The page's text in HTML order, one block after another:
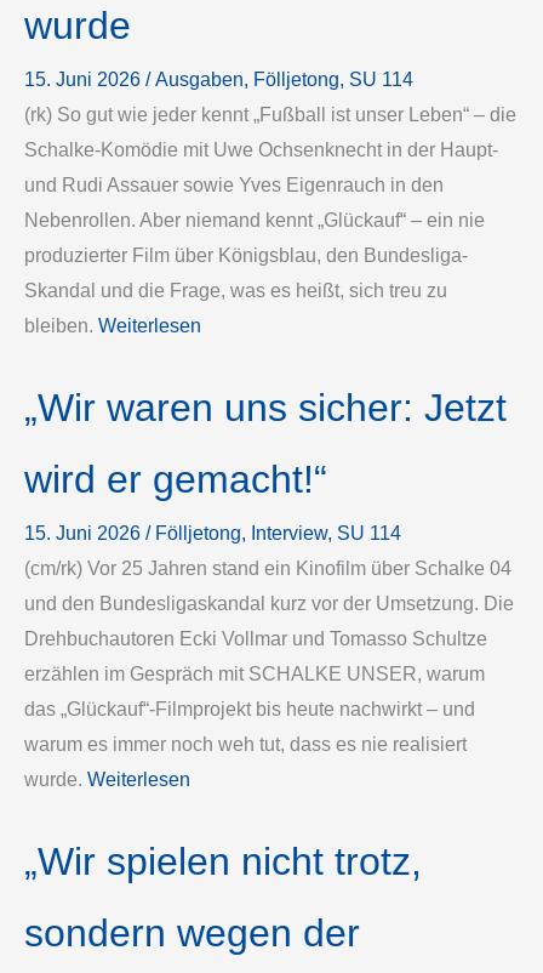
wurde
15. Juni 2026 /Ausgaben, Fölljetong, SU 114
(rk) So gut wie jeder kennt „Fußball ist unser Leben“ – die
Schalke-Komödie mit Uwe Ochsenknecht in der Haupt-
und Rudi Assauer sowie Yves Eigenrauch in den
Nebenrollen. Aber niemand kennt „Glückauf“ – ein nie
produzierter Film über Königsblau, den Bundesliga-
Skandal und die Frage, was es heißt, sich treu zu
bleiben. Weiterlesen
„Wir waren uns sicher: Jetzt
wird er gemacht!“
15. Juni 2026 / Fölljetong, Interview, SU 114
(cm/rk) Vor 25 Jahren stand ein Kinofilm über Schalke 04
und den Bundesligaskandal kurz vor der Umsetzung. Die
Drehbuchautoren Ecki Vollmar und Tomasso Schultze
erzählen im Gespräch mit SCHALKE UNSER, warum
das „Glückauf“-Filmprojekt bis heute nachwirkt – und
warum es immer noch weh tut, dass es nie realisiert
wurde. Weiterlesen
„Wir spielen nicht trotz,
sondern wegen der